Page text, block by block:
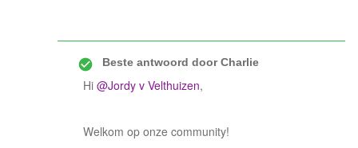
Beste antwoord doorCharlie
Hi @Jordy v Velthuizen,
Welkom op onze community!